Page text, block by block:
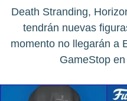
Death Stranding,
tendrán nuevas
momento no llegarán a
GameStop